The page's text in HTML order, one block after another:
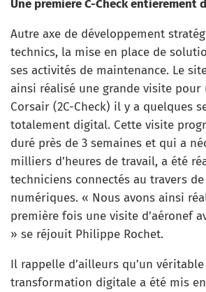
Une première C-Check entièrement
Autre axe de développement
technics, la mise en place de
ses activités de maintenance. Le
ainsi réalisé une grande visite pour
Corsair (2C-Check) il y a quelques
totalement digital. Cette visite
duré près de 3 semaines et qui a
milliers d’heures de travail, a été
techniciens connectés au travers
numériques. « Nous avons ainsi
première fois une visite d’aéronef
» se réjouit Philippe Rochet.
Il rappelle d’ailleurs qu’un
transformation digitale a été mis